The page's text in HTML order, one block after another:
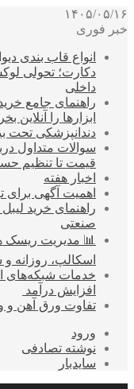
۱۴۰۵/۰۵/۱۶
خبر فوری
انواع قاب بندی
دکارت؛ تحولی
داخلی
راهنمای جامع
ابزارها را آنلاین
دندانپزشکی تحت
سوالات متداول
قیمت تا تنظیم
اخبار هفته
اهمیت آگهی
راهنمای خرید
صنعتی
📊 مدیریت ریسک
اسکالپ، روزانه و
افزایش درآمد
تفاوت ورق آهن و
ورود
نوشته تصادفی
سایدبار